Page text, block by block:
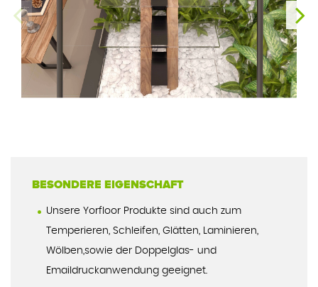
BESONDERE EIGENSCHAFT
Unsere Yorfloor Produkte sind auch zum
Temperieren, Schleifen, Glätten, Laminieren,
Wölben,sowie der Doppelglas- und
Emaildruckanwendung geeignet.